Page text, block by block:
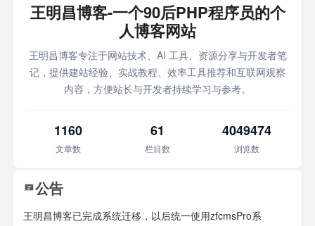
王明昌博客-一个90后PHP程序员的个
人博客网站
王明昌博客专注于网站技术、AI 工具、资源分享与开发者笔
记，提供建站经验、实战教程、效率工具推荐和互联网观察
内容，方便站长与开发者持续学习与参考。
1160
文章数
61
栏目数
4049474
浏览数
公告
王明昌博客已完成系统迁移，以后统一使用zfcmsPro系